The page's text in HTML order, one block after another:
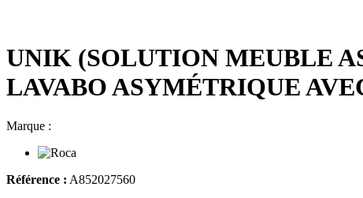
UNIK (SOLUTION MEUBLE
LAVABO ASYMÉTRIQUE
Marque :
Référence : A852027560